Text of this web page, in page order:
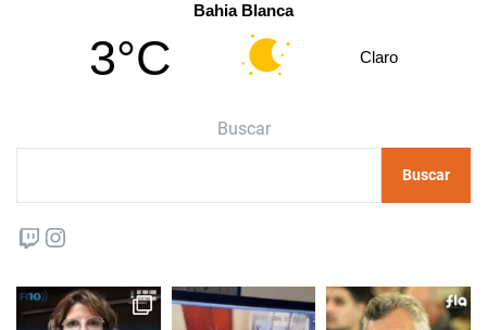
Bahia Blanca
3°C Claro
Buscar
Buscar
Twitch